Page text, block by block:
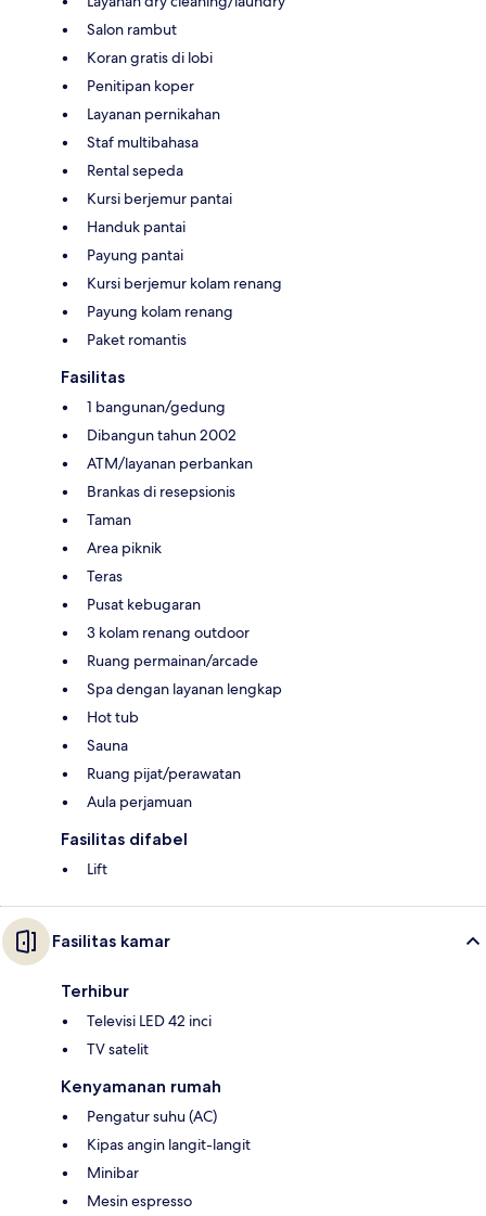
Salon rambut
Koran gratis di lobi
Penitipan koper
Layanan pernikahan
Staf multibahasa
Rental sepeda
Kursi berjemur pantai
Handuk pantai
Payung pantai
Kursi berjemur kolam renang
Payung kolam renang
Paket romantis
Fasilitas
1 bangunan/gedung
Dibangun tahun 2002
ATM/layanan perbankan
Brankas di resepsionis
Taman
Area piknik
Teras
Pusat kebugaran
3 kolam renang outdoor
Ruang permainan/arcade
Spa dengan layanan lengkap
Hot tub
Sauna
Ruang pijat/perawatan
Aula perjamuan
Fasilitas difabel
Lift
Fasilitas kamar
Terhibur
Televisi LED 42 inci
TV satelit
Kenyamanan rumah
Pengatur suhu (AC)
Kipas angin langit-langit
Minibar
Mesin espresso